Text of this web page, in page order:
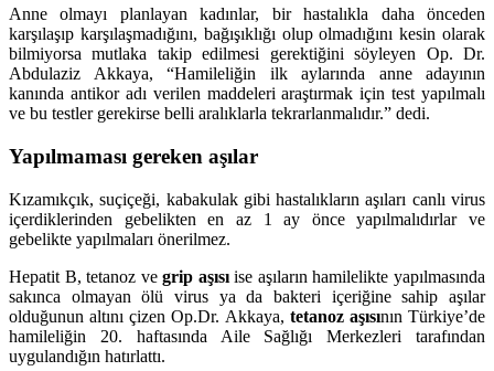
Anne olmayı planlayan kadınlar, bir hastalıkla daha önceden
karşılaşıp karşılaşmadığını, bağışıklığı olup olmadığını kesin olarak
bilmiyorsa mutlaka takip edilmesi gerektiğini söyleyen Op. Dr.
Abdulaziz Akkaya, “Hamileliğin ilk aylarında anne adayının
kanında antikor adı verilen maddeleri araştırmak için test yapılmalı
ve bu testler gerekirse belli aralıklarla tekrarlanmalıdır.” dedi.
Yapılmaması gereken aşılar
Kızamıkçık, suçiçeği, kabakulak gibi hastalıkların aşıları canlı virus
içerdiklerinden gebelikten en az 1 ay önce yapılmalıdırlar ve
gebelikte yapılmaları önerilmez.
Hepatit B, tetanoz vegrip aşısıise aşıların hamilelikte yapılmasında
sakınca olmayan ölü virus ya da bakteri içeriğine sahip aşılar
olduğunun altını çizen Op.Dr. Akkaya, tetanoz aşısının Türkiye’de
hamileliğin 20. haftasında Aile Sağlığı Merkezleri tarafından
uygulandığın hatırlattı.